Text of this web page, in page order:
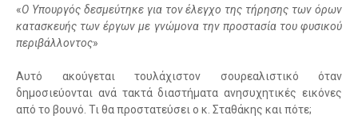
«Ο Υπουργός δεσμεύτηκε για τον έλεγχο της τήρησης των όρων
κατασκευής των έργων με γνώμονα την προστασία του φυσικού
περιβάλλοντος»
Αυτό ακούγεται τουλάχιστον σουρεαλιστικό όταν
δημοσιεύονται ανά τακτά διαστήματα ανησυχητικές εικόνες
από το βουνό. Τι θα προστατεύσει ο κ. Σταθάκης και πότε;